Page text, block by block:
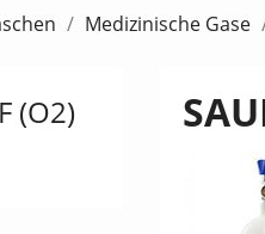
Medizinische Gase
(O2)